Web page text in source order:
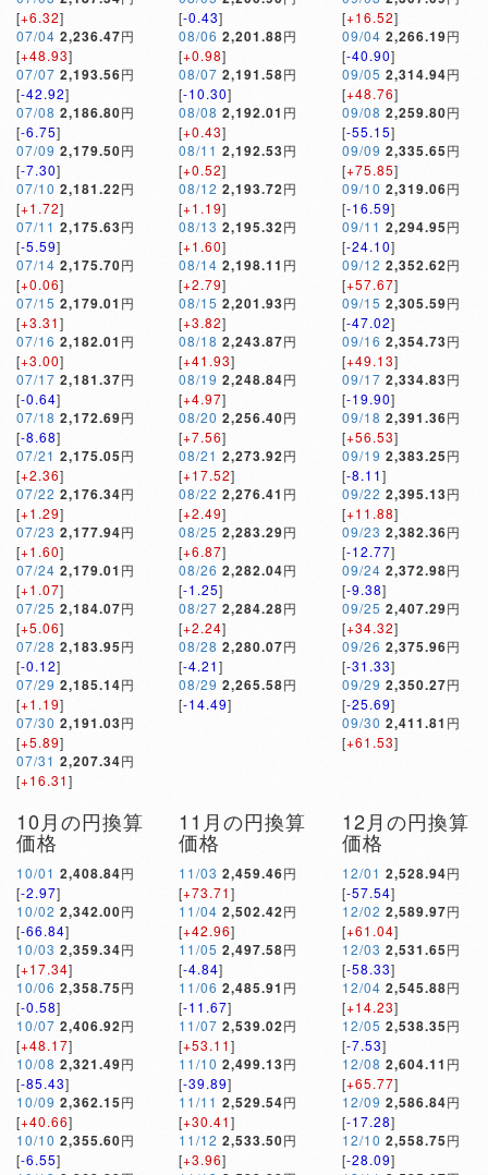
[+6.32]
07/04 2,236.47円
[+48.93]
07/07 2,193.56円
[-42.92]
07/08 2,186.80円
[-6.75]
07/09 2,179.50円
[-7.30]
07/10 2,181.22円
[+1.72]
07/11 2,175.63円
[-5.59]
07/14 2,175.70円
[+0.06]
07/15 2,179.01 円
[+3.31]
07/16 2,182.01 円
[+3.00]
07/17 2,181.37円
[-0.64]
07/18 2,172.69円
[-8.68]
07/21 2,175.05円
[+2.36]
07/22 2,176.34円
[+1.29]
07/23 2,177.94円
[+1.60]
07/24 2,179.01 円
[+1.07]
07/25 2,184.07円
[+5.06]
07/28 2,183.95円
[-0.12]
07/29 2,185.14円
[+1.19]
07/30 2,191.03円
[+5.89]
07/31 2,207.34円
[+16.31]
[-0.43]
08/06 2,201.88円
[+0.98]
08/07 2,191.58円
[-10.30]
08/08 2,192.01 円
[+0.43]
08/11 2,192.53円
[+0.52]
08/12 2,193.72円
[+1.19]
08/13 2,195.32円
[+1.60]
08/14 2,198.11 円
[+2.79]
08/15 2,201.93円
[+3.82]
08/18 2,243.87円
[+41.93]
08/19 2,248.84円
[+4.97]
08/20 2,256.40円
[+7.56]
08/21 2,273.92円
[+17.52]
08/22 2,276.41 円
[+2.49]
08/25 2,283.29円
[+6.87]
08/26 2,282.04円
[-1.25]
08/27 2,284.28円
[+2.24]
08/28 2,280.07円
[-4.21]
08/29 2,265.58円
[-14.49]
[+16.52]
09/04 2,266.19円
[-40.90]
09/05 2,314.94円
[+48.76]
09/08 2,259.80円
[-55.15]
09/09 2,335.65円
[+75.85]
09/10 2,319.06円
[-16.59]
09/11 2,294.95円
[-24.10]
09/12 2,352.62円
[+57.67]
09/15 2,305.59円
[-47.02]
09/16 2,354.73円
[+49.13]
09/17 2,334.83円
[-19.90]
09/18 2,391.36円
[+56.53]
09/19 2,383.25円
[-8.11]
09/22 2,395.13円
[+11.88]
09/23 2,382.36円
[-12.77]
09/24 2,372.98円
[-9.38]
09/25 2,407.29円
[+34.32]
09/26 2,375.96円
[-31.33]
09/29 2,350.27円
[-25.69]
09/30 2,411.81 円
[+61.53]
10月の円換算
価格
10/01 2,408.84円
[-2.97]
10/02 2,342.00円
[-66.84]
10/03 2,359.34円
[+17.34]
10/06 2,358.75円
[-0.58]
10/07 2,406.92円
[+48.17]
10/08 2,321.49円
[-85.43]
10/09 2,362.15円
[+40.66]
10/10 2,355.60円
[-6.55]
11月の円換算
価格
11/03 2,459.46円
[+73.71]
11/04 2,502.42円
[+42.96]
11/05 2,497.58円
[-4.84]
11/06 2,485.91 円
[-11.67]
11/07 2,539.02円
[+53.11]
11/10 2,499.13円
[-39.89]
11/11 2,529.54円
[+30.41]
11/12 2,533.50円
[+3.96]
12月の円換算
価格
12/01 2,528.94円
[-57.54]
12/02 2,589.97円
[+61.04]
12/03 2,531.65円
[-58.33]
12/04 2,545.88円
[+14.23]
12/05 2,538.35円
[-7.53]
12/08 2,604.11 円
[+65.77]
12/09 2,586.84円
[-17.28]
12/10 2,558.75円
[-28.09]